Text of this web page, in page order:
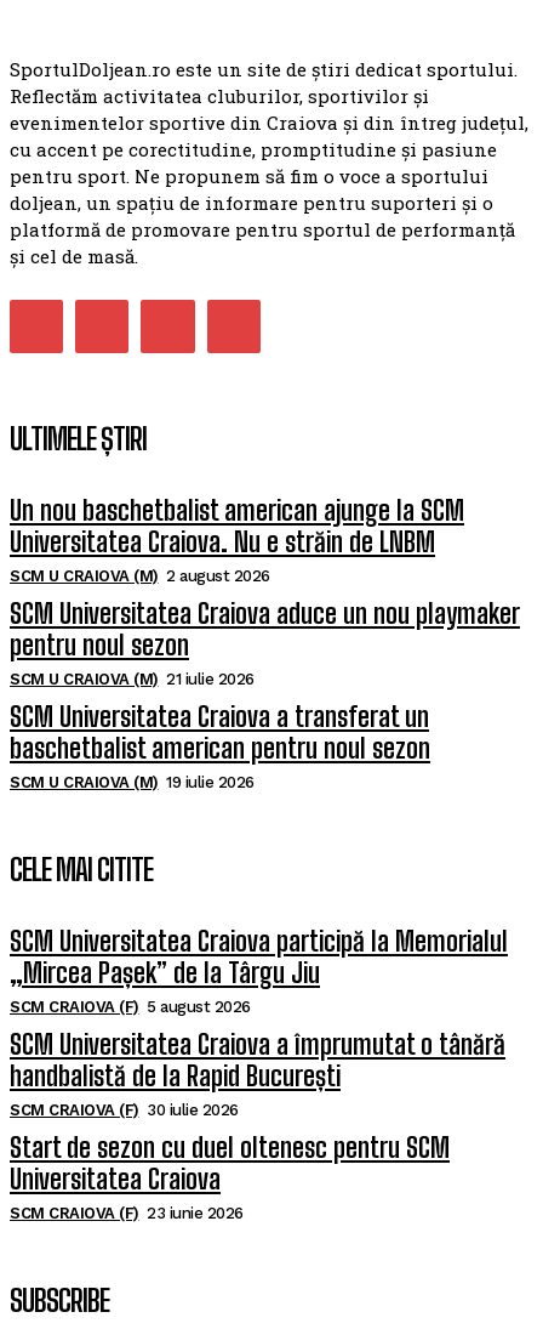
SportulDoljean.ro este un site de știri dedicat sportului.
Reflectăm activitatea cluburilor, sportivilor și
evenimentelor sportive din Craiova și din întreg județul,
cu accent pe corectitudine, promptitudine și pasiune
pentru sport. Ne propunem să fim o voce a sportului
doljean, un spațiu de informare pentru suporteri și o
platformă de promovare pentru sportul de performanță
și cel de masă.
ULTIMELE ȘTIRI
Un nou baschetbalist american ajunge la SCM
Universitatea Craiova. Nu e străin de LNBM
SCM U CRAIOVA (M) 2 august 2026
SCM Universitatea Craiova aduce un nou playmaker
pentru noul sezon
SCM U CRAIOVA (M) 21 iulie 2026
SCM Universitatea Craiova a transferat un
baschetbalist american pentru noul sezon
SCM U CRAIOVA (M) 19 iulie 2026
CELE MAI CITITE
SCM Universitatea Craiova participă la Memorialul
„Mircea Pașek” de la Târgu Jiu
SCM CRAIOVA (F) 5 august 2026
SCM Universitatea Craiova a împrumutat o tânără
handbalistă de la Rapid București
SCM CRAIOVA (F) 30 iulie 2026
Start de sezon cu duel oltenesc pentru SCM
Universitatea Craiova
SCM CRAIOVA (F) 23 iunie 2026
SUBSCRIBE